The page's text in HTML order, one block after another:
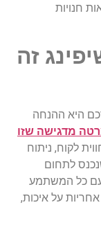
חנויות
זה
היא ההנחה
מדגישה שזו
לקוח, ניתוח
לתחום
עם כל המשתמע
על איכות,